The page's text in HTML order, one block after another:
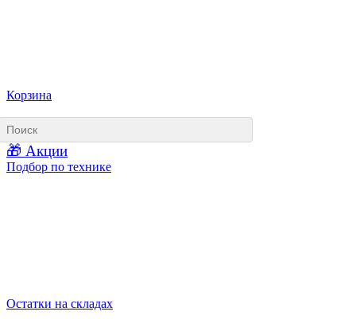
Корзина
🎁 Акции
Подбор по технике
Остатки на складах